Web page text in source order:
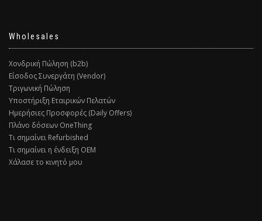
Wholesales
Χονδρική Πώληση (b2b)
Είσοδος Συνεργάτη (Vendor)
Τριγωνική Πώληση
Υποστήριξη Εταιρικών Πελατών
Ημερήσιες Προσφορές (Daily Offers)
Πλάνο δόσεων OneThing
Τι σημαίνει Refurbished
Τι σημαίνει η ένδειξη ΟΕΜ
Χάλασε το κινητό μου